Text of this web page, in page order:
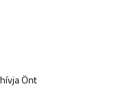
Önt